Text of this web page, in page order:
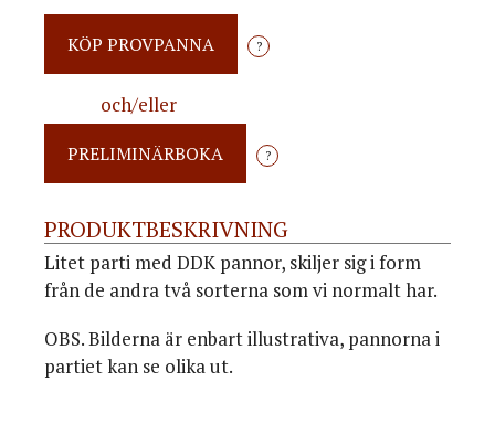
?
och/eller
?
PRODUKTBESKRIVNING
Litet parti med DDK pannor, skiljer sig i form
från de andra två sorterna som vi normalt har.
OBS. Bilderna är enbart illustrativa, pannorna i
partiet kan se olika ut.